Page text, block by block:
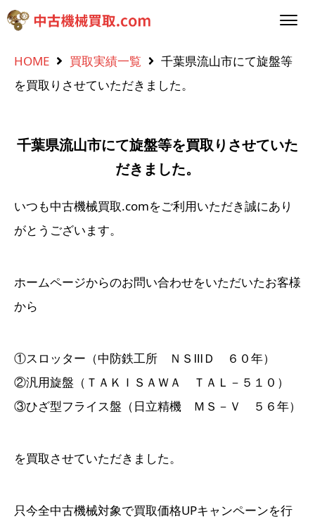
HOME 買取実績一覧
千葉県流山市にて旋盤等
を買取りさせていただきました。
千葉県流山市にて旋盤等を買取りさせていた
だきました。
いつも中古機械買取.comをご利用いただき誠にあり
がとうございます。
ホームページからのお問い合わせをいただいたお客様
から
①スロッター（中防鉄工所 ＮＳⅢＤ ６０年）
②汎用旋盤（ＴＡＫＩＳＡＷＡ ＴＡＬ－５１０）
③ひざ型フライス盤（日立精機 ＭＳ－Ｖ ５６年）
を買取させていただきました。
只今全中古機械対象で買取価格UPキャンペーンを行